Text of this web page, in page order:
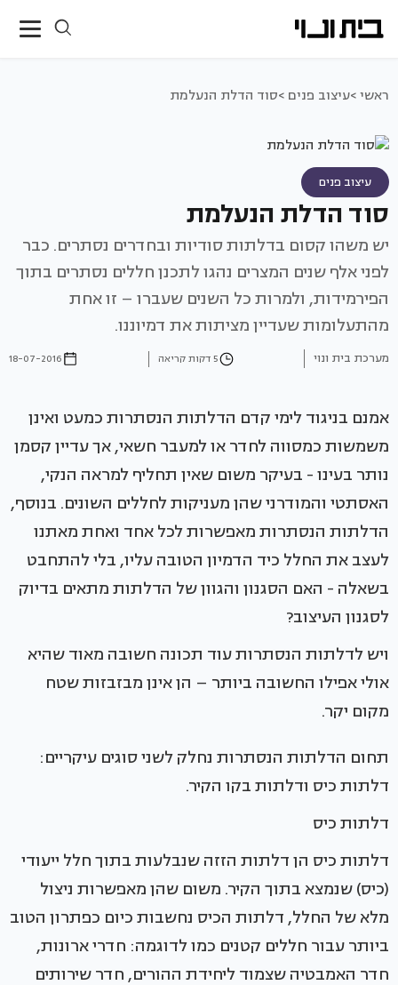
ראשי >עיצוב פנים >סוד הדלת הנעלמת
עיצוב פנים
סוד הדלת הנעלמת
יש משהו קסום בדלתות סודיות ובחדרים נסתרים. כבר
לפני אלף שנים המצרים נהגו לתכנן חללים נסתרים בתוך
הפירמידות, ולמרות כל השנים שעברו – זו אחת
מהתעלומות שעדיין מציתות את דמיוננו.
מערכת בית ונוי 5 דקות קריאה 18-07-2016
אמנם בניגוד לימי קדם הדלתות הנסתרות כמעט ואינן
משמשות כמסווה לחדר או למעבר חשאי, אך עדיין קסמן
נותר בעינו - בעיקר משום שאין תחליף למראה הנקי,
האסתטי והמודרני שהן מעניקות לחללים השונים. בנוסף,
הדלתות הנסתרות מאפשרות לכל אחד ואחת מאתנו
לעצב את החלל כיד הדמיון הטובה עליו, בלי להתחבט
בשאלה - האם הסגנון והגוון של הדלתות מתאים בדיוק
לסגנון העיצוב?
ויש לדלתות הנסתרות עוד תכונה חשובה מאוד שהיא
אולי אפילו החשובה ביותר – הן אינן מבזבזות שטח
מקום יקר.
תחום הדלתות הנסתרות נחלק לשני סוגים עיקריים:
דלתות כיס ודלתות בקו הקיר.
דלתות כיס
דלתות כיס הן דלתות הזזה שנבלעות בתוך חלל ייעודי
(כיס) שנמצא בתוך הקיר. משום שהן מאפשרות ניצול
מלא של החלל, דלתות הכיס נחשבות כיום כפתרון הטוב
ביותר עבור חללים קטנים כמו לדוגמה: חדרי ארונות,
חדר האמבטיה שצמוד ליחידת ההורים, חדר שירותים